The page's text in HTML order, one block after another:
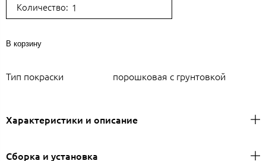
Количество:
В корзину
Тип покраски порошковая с грунтовкой
Характеристики и описание
Сборка и установка